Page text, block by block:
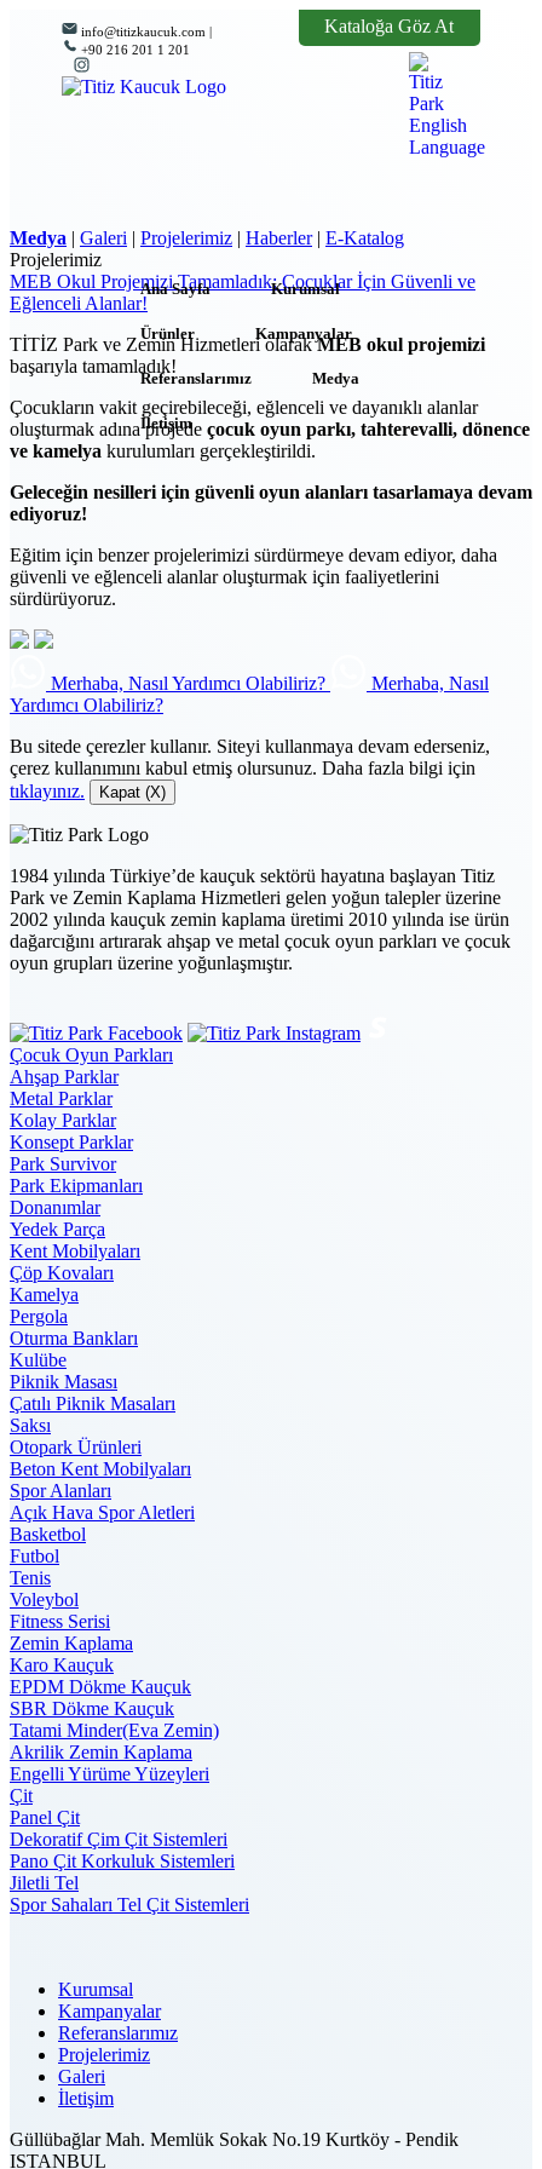
info@titizkaucuk.com |
+90 216 201 1 201
Kataloğa Göz At
Ana Sayfa Kurumsal
Ürünler Kampanyalar
Referanslarımız Medya
İletişim
Medya | Galeri | Projelerimiz | Haberler | E-Katalog
Projelerimiz
MEB Okul Projemizi Tamamladık: Çocuklar İçin Güvenli ve
Eğlenceli Alanlar!
TİTİZ Park ve Zemin Hizmetleri olarakMEB okul projemizi
başarıyla tamamladık!
Çocukların vakit geçirebileceği, eğlenceli ve dayanıklı alanlar
oluşturmak adına projede çocuk oyun parkı, tahterevalli, dönence
ve kamelya kurulumları gerçekleştirildi.
Geleceğin nesilleri için güvenli oyun alanları tasarlamaya devam
ediyoruz!
Eğitim için benzer projelerimizi sürdürmeye devam ediyor, daha
güvenli ve eğlenceli alanlar oluşturmak için faaliyetlerini
sürdürüyoruz.
Merhaba, Nasıl Yardımcı Olabiliriz?
Merhaba, Nasıl
Yardımcı Olabiliriz?
Bu sitede çerezler kullanır. Siteyi kullanmaya devam ederseniz,
çerez kullanımını kabul etmiş olursunuz. Daha fazla bilgi için
tıklayınız.
Kapat (X)
1984 yılında Türkiye’de kauçuk sektörü hayatına başlayan Titiz
Park ve Zemin Kaplama Hizmetleri gelen yoğun talepler üzerine
2002 yılında kauçuk zemin kaplama üretimi 2010 yılında ise ürün
dağarcığını artırarak ahşap ve metal çocuk oyun parkları ve çocuk
oyun grupları üzerine yoğunlaşmıştır.
Çocuk Oyun Parkları
Ahşap Parklar
Metal Parklar
Kolay Parklar
Konsept Parklar
Park Survivor
Park Ekipmanları
Donanımlar
Yedek Parça
Kent Mobilyaları
Çöp Kovaları
Kamelya
Pergola
Oturma Bankları
Kulübe
Piknik Masası
Çatılı Piknik Masaları
Saksı
Otopark Ürünleri
Beton Kent Mobilyaları
Spor Alanları
Açık Hava Spor Aletleri
Basketbol
Futbol
Tenis
Voleybol
Fitness Serisi
Zemin Kaplama
Karo Kauçuk
EPDM Dökme Kauçuk
SBR Dökme Kauçuk
Tatami Minder(Eva Zemin)
Akrilik Zemin Kaplama
Engelli Yürüme Yüzeyleri
Çit
Panel Çit
Dekoratif Çim Çit Sistemleri
Pano Çit Korkuluk Sistemleri
Jiletli Tel
Spor Sahaları Tel Çit Sistemleri
Kurumsal
Kampanyalar
Referanslarımız
Projelerimiz
Galeri
İletişim
Güllübağlar Mah. Memlük Sokak No.19 Kurtköy - Pendik
ISTANBUL